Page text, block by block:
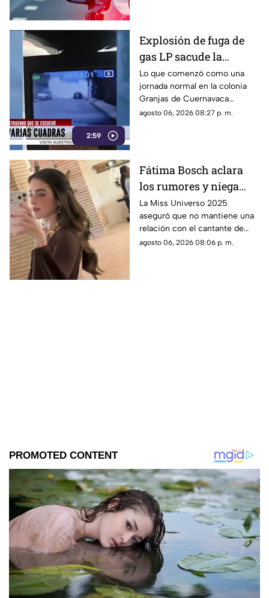
2:59
Explosión de fuga de
gas LP sacude la
colonia Las Granjas
Lo que comenzó como una
jornada normal en la colonia
Granjas de Cuernavaca
terminó en una movilización
agosto 06, 2026 08:27 p. m.
Fátima Bosch aclara
los rumores y niega
tener un romance con
Natanael Cano
La Miss Universo 2025
aseguró que no mantiene una
relación con el cantante de
corridos tumbados.
agosto 06, 2026 08:06 p. m.